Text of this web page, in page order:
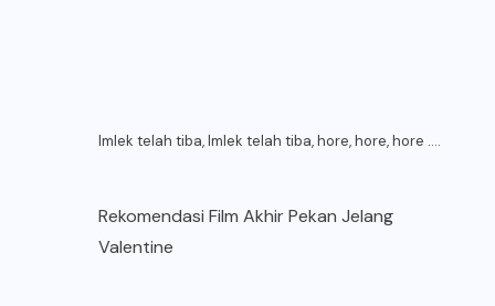
Imlek telah tiba, Imlek telah tiba, hore, hore, hore ….
Rekomendasi Film Akhir Pekan Jelang
Valentine